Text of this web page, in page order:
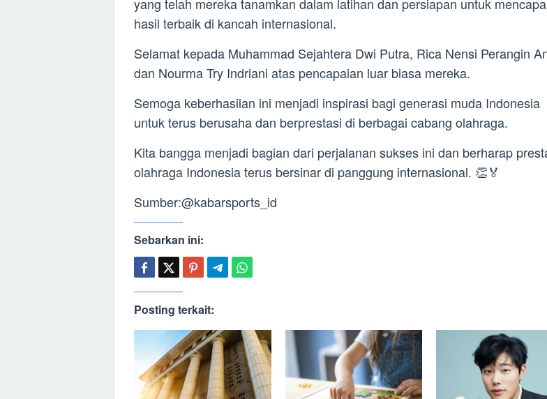
hasil terbaik di kancah internasional.
Selamat kepada Muhammad Sejahtera Dwi Putra, Rica Nensi Perangin
dan Nourma Try Indriani atas pencapaian luar biasa mereka.
Semoga keberhasilan ini menjadi inspirasi bagi generasi muda Indonesia
untuk terus berusaha dan berprestasi di berbagai cabang olahraga.
Kita bangga menjadi bagian dari perjalanan sukses ini dan berharap
olahraga Indonesia terus bersinar di panggung internasional. 👏🏅
Sumber:@kabarsports_id
Sebarkan ini:
Posting terkait: